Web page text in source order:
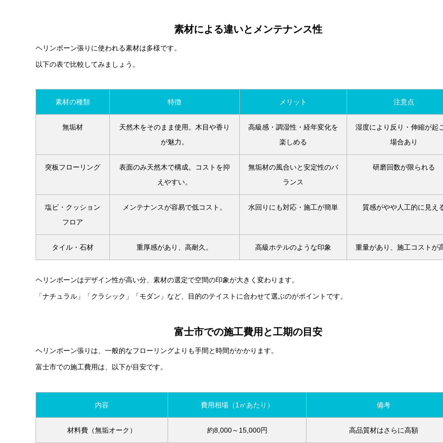
素材による違いとメンテナンス性
ヘリンボーン張りに使われる素材は多様です。
以下の表で比較してみましょう。
素材の種類 特徴 メリット 注意点
無垢材
天然木をそのまま使用。木目や香り
が魅力。
高級感・調湿性・経年変化を
楽しめる
湿度により反り・伸縮が起
場合あり
突板フローリング
表面のみ天然木で構成。コストを抑
えやすい。
無垢材の風合いと安定性のバ
ランス
研磨回数が限られる
塩ビ・クッション
フロア
メンテナンスが容易で低コスト。 水回りにも対応・施工が簡単 質感がやや人工的に見え
タイル・石材 重厚感があり、高耐久。 高級ホテルのような印象 重量があり、施工コストが
ヘリンボーンはデザイン性が高い分、素材の選定で空間の印象が大きく変わります。
「ナチュラル」「クラシック」「モダン」など、目的のテイストに合わせて選ぶのがポイントです。
富士市での施工費用と工期の目安
ヘリンボーン張りは、一般的なフローリングよりも手間と時間がかかります。
富士市での施工費用は、以下が目安です。
内容 費用相場（1㎡あたり） 備考
材料費（無垢オーク） 約8,000～15,000円 高品質材はさらに高額